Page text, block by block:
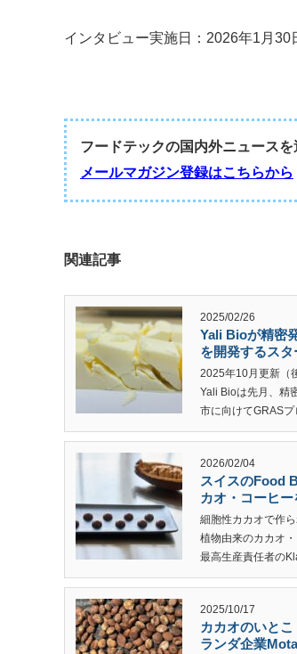
インタビュー実施日：2026年1月30
フードテックの国内外ニュース
メールマガジン登録はこちらから
関連記事
2025/02/26
Yali Bioが精密
を開発するス
2025年10月更新（
Yali Bioは先月、精
市に向けてGRASプ
2026/02/04
スイスのFood
カオ・コーヒー
細胞性カカオで作
植物由来のカカオ
最高生産責任者の
2025/10/17
カカオのいと
ランダ企業